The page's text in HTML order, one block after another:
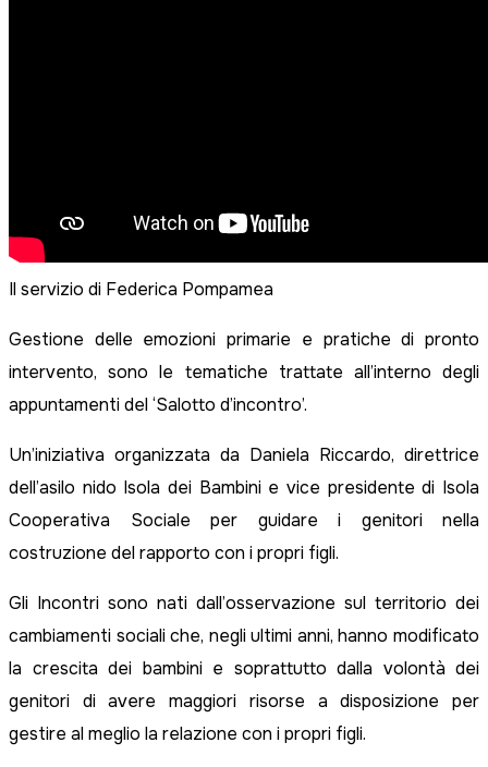
Il servizio di Federica Pompamea
Gestione delle emozioni primarie e pratiche di pronto
intervento, sono le tematiche trattate all’interno degli
appuntamenti del ‘Salotto d’incontro’.
Un’iniziativa organizzata da Daniela Riccardo, direttrice
dell’asilo nido Isola dei Bambini e vice presidente di Isola
Cooperativa Sociale per guidare i genitori nella
costruzione del rapporto con i propri figli.
Gli Incontri sono nati dall’osservazione sul territorio dei
cambiamenti sociali che, negli ultimi anni, hanno modificato
la crescita dei bambini e soprattutto dalla volontà dei
genitori di avere maggiori risorse a disposizione per
gestire al meglio la relazione con i propri figli.